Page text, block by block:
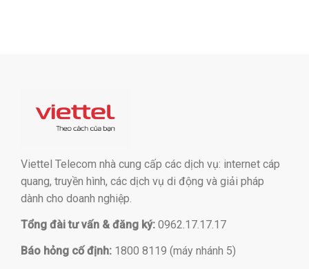
Viettel Telecom nhà cung cấp các dịch vụ: internet cáp
quang, truyền hình, các dịch vụ di động và giải pháp
dành cho doanh nghiệp.
Tổng đài tư vấn & đăng ký: 0962.17.17.17
Báo hỏng cố định: 1800 8119 (máy nhánh 5)